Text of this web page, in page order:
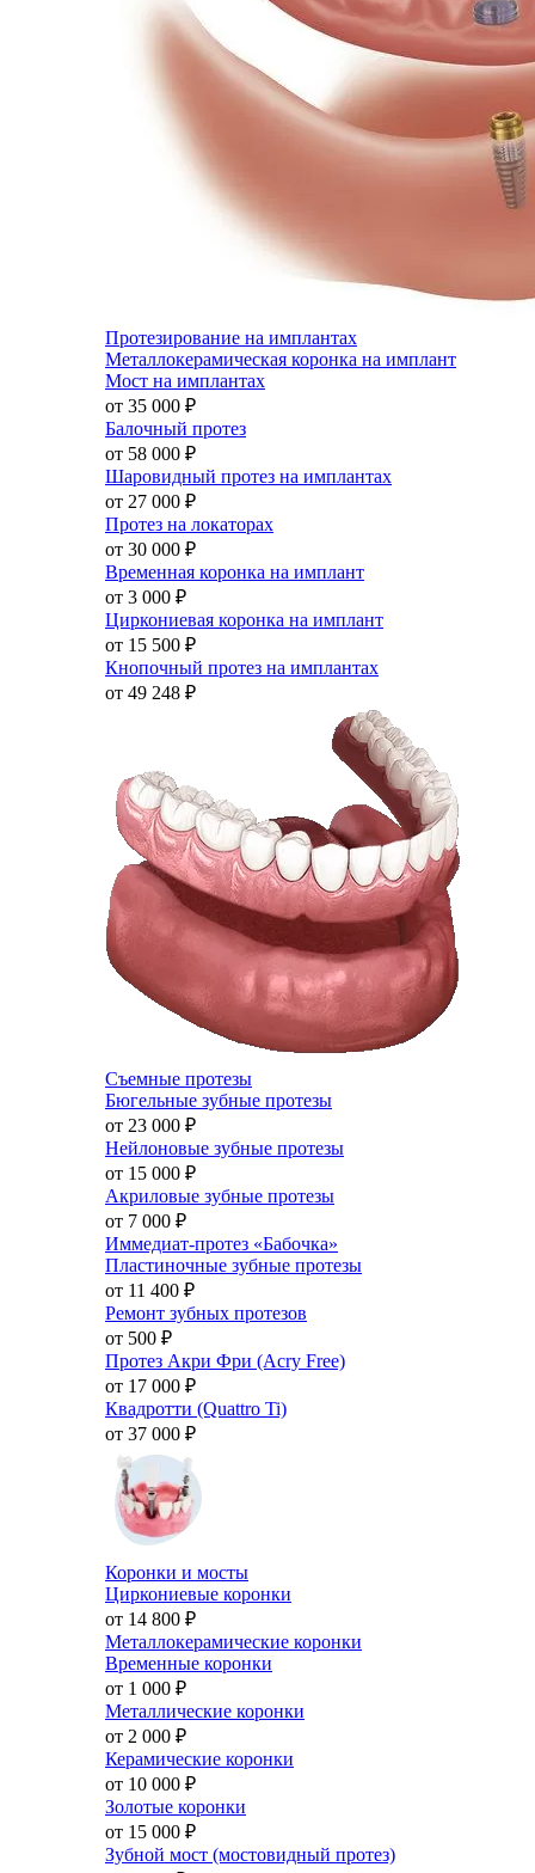
Протезирование на имплантах
Металлокерамическая коронка на имплант
Мост на имплантах
от 35 000 ₽
Балочный протез
от 58 000 ₽
Шаровидный протез на имплантах
от 27 000 ₽
Протез на локаторах
от 30 000 ₽
Временная коронка на имплант
от 3 000 ₽
Циркониевая коронка на имплант
от 15 500 ₽
Кнопочный протез на имплантах
от 49 248 ₽
Съемные протезы
Бюгельные зубные протезы
от 23 000 ₽
Нейлоновые зубные протезы
от 15 000 ₽
Акриловые зубные протезы
от 7 000 ₽
Иммедиат-протез «Бабочка»
Пластиночные зубные протезы
от 11 400 ₽
Ремонт зубных протезов
от 500 ₽
Протез Акри Фри (Acry Free)
от 17 000 ₽
Квадротти (Quattro Ti)
от 37 000 ₽
Коронки и мосты
Циркониевые коронки
от 14 800 ₽
Металлокерамические коронки
Временные коронки
от 1 000 ₽
Металлические коронки
от 2 000 ₽
Керамические коронки
от 10 000 ₽
Золотые коронки
от 15 000 ₽
Зубной мост (мостовидный протез)